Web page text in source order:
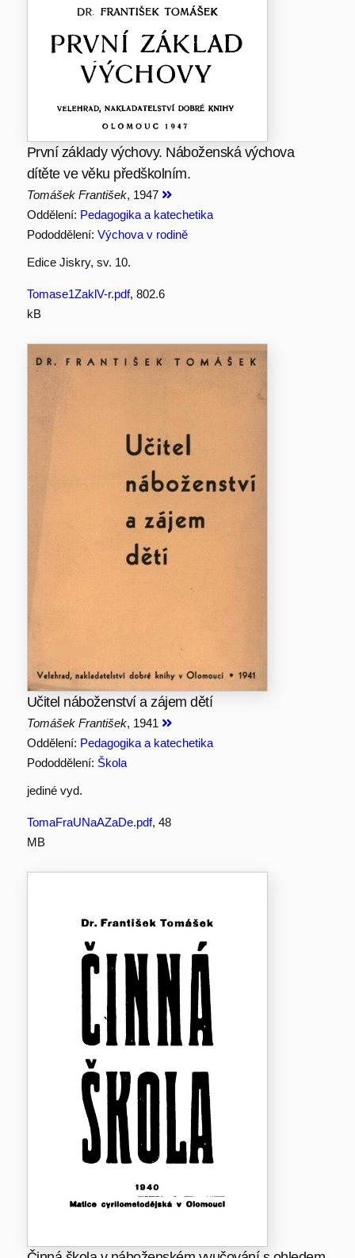
První základy výchovy. Náboženská výchova
dítěte ve věku předškolním.
Tomášek František, 1947
Oddělení: Pedagogika a katechetika
Pododdělení: Výchova v rodině
Edice Jiskry, sv. 10.
Tomase1ZaklV-r.pdf, 802.6
kB
Učitel náboženství a zájem dětí
Tomášek František, 1941
Oddělení: Pedagogika a katechetika
Pododdělení: Škola
jediné vyd.
TomaFraUNaAZaDe.pdf, 48
MB